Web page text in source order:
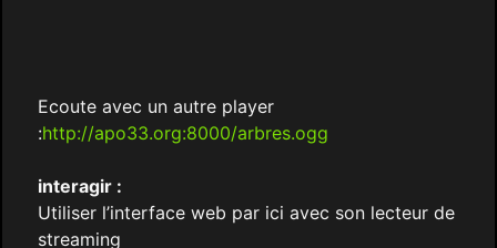
Ecoute avec un autre player
:http://apo33.org:8000/arbres.ogg
interagir :
Utiliser l’interface web par ici avec son lecteur de
streaming